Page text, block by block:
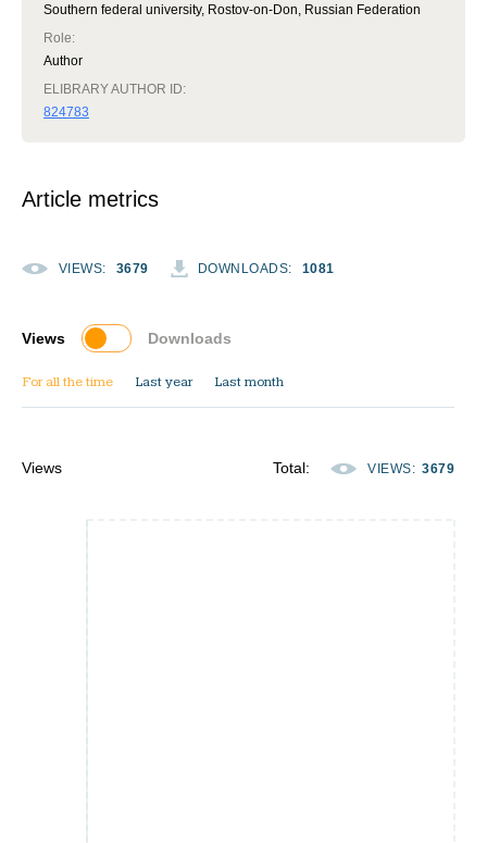
Southern federal university, Rostov-on-Don, Russian Federation
Role:
Author
ELIBRARY AUTHOR ID:
824783
Article metrics
VIEWS: 3679 DOWNLOADS: 1081
For all the time Last year Last month
Views Downloads
Views Total: VIEWS: 3679